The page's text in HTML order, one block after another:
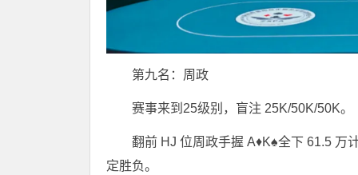
第九名：周政
赛事来到25级别，盲注 25K/50K/50K。
翻前 HJ 位周政手握 A♦K♠全下 61.5 万
定胜负。